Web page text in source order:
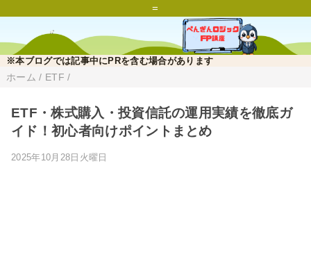
=
※本ブログでは記事中にPRを含む場合があります
ホーム / ETF /
ETF・株式購入・投資信託の運用実績を徹底ガ
イド！初心者向けポイントまとめ
2025年10月28日火曜日